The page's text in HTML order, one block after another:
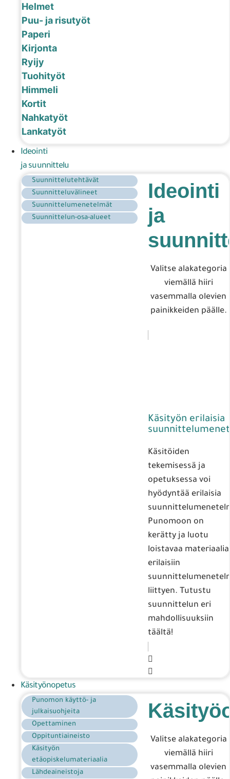
Helmet
Puu- ja risutyöt
Paperi
Kirjonta
Ryijy
Tuohityöt
Himmeli
Kortit
Nahkatyöt
Lankatyöt
Ideointi
ja suunnittelu
Suunnittelutehtävät
Suunnitteluvälineet
Suunnittelumenetelmät
Suunnittelun-osa-alueet
Ideointi
ja
Valitse alakategoria
viemällä hiiri
vasemmalla olevien
painikkeiden päälle.
Käsityön erilaisia
Käsitöiden
tekemisessä ja
opetuksessa voi
hyödyntää erilaisia
Punomoon on
kerätty ja luotu
loistavaa materiaalia
erilaisiin
liittyen. Tutustu
suunnittelun eri
mahdollisuuksiin
täältä!
Käsityönopetus
Punomon käyttö- ja
julkaisuohjeita
Opettaminen
Oppituntiaineisto
Käsityön
etäopiskelumateriaalia
Lähdeaineistoja
Valitse alakategoria
viemällä hiiri
vasemmalla olevien